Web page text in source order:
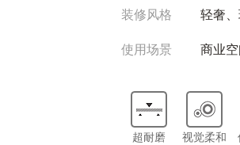
装修风格 轻奢
使用场景 商业
超耐磨 视觉柔和